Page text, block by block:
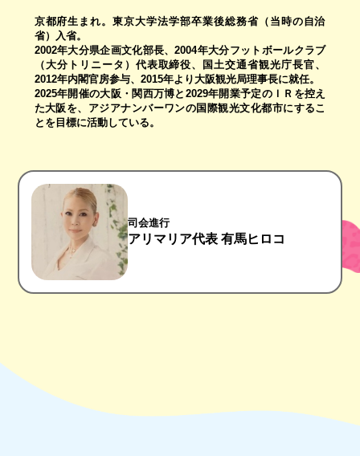
京都府生まれ。東京大学法学部卒業後総務省（当時の自治
省）入省。
2002年大分県企画文化部長、2004年大分フットボールクラブ
（大分トリニータ）代表取締役、国土交通省観光庁長官、
2012年内閣官房参与、2015年より大阪観光局理事長に就任。
2025年開催の大阪・関西万博と2029年開業予定のＩＲを控え
た大阪を、アジアナンバーワンの国際観光文化都市にするこ
とを目標に活動している。
司会進行
アリマリア代表 有馬ヒロコ